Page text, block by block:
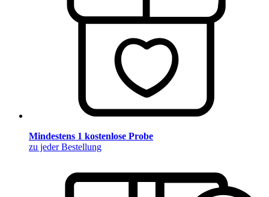
Mindestens 1 kostenlose Probe
zu jeder Bestellung